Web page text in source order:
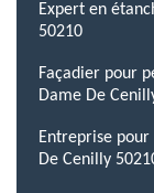
Expert en
50210
Façadier pour
Dame De
Entreprise
De Cenilly